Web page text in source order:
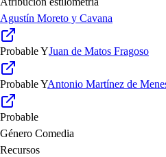
Agustín Moreto y Cavana
ProbableYJuan de Matos Fragoso
ProbableYAntonio Martínez de
Probable
Género Comedia
Recursos